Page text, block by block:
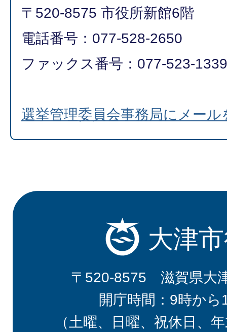
〒520-8575 市役所新館6階
電話番号：077-528-2650
ファックス番号：077-523-1339
選挙管理委員会事務局にメール
大津
〒520-8575 滋賀県大
開庁時間：9時から
（土曜、日曜、祝休日、